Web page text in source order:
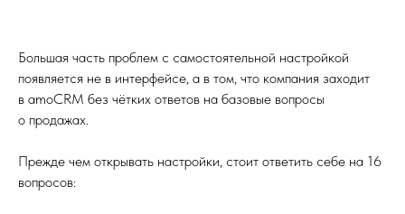
Большая часть проблем с самостоятельной настройкой
появляется не в интерфейсе, а в том, что компания заходит
в amoCRM без чётких ответов на базовые вопросы
о продажах.
Прежде чем открывать настройки, стоит ответить себе на 16
вопросов: